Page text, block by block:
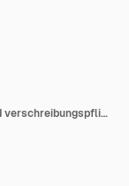
Apotheker, die Medizinflasche zeigen und verschreibungspflichtiges Medikament in einer Apotheke besprechen.